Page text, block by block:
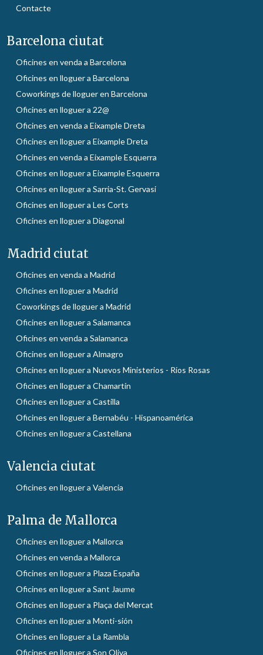
Contacte
Barcelona ciutat
Oficines en venda a Barcelona
Oficines en lloguer a Barcelona
Coworkings de lloguer en Barcelona
Oficines en lloguer a 22@
Oficines en venda a Eixample Dreta
Oficines en lloguer a Eixample Dreta
Oficines en venda a Eixample Esquerra
Oficines en lloguer a Eixample Esquerra
Oficines en lloguer a Sarria-St. Gervasi
Oficines en lloguer a Les Corts
Oficines en lloguer a Diagonal
Madrid ciutat
Oficines en venda a Madrid
Oficines en lloguer a Madrid
Coworkings de lloguer a Madrid
Oficines en lloguer a Salamanca
Oficines en venda a Salamanca
Oficines en lloguer a Almagro
Oficines en lloguer a Nuevos Ministerios - Ríos Rosas
Oficines en lloguer a Chamartín
Oficines en lloguer a Castilla
Oficines en lloguer a Bernabéu - Hispanoamérica
Oficines en lloguer a Castellana
Valencia ciutat
Oficines en lloguer a Valencia
Palma de Mallorca
Oficines en lloguer a Mallorca
Oficines en venda a Mallorca
Oficines en lloguer a Plaza España
Oficines en lloguer a Sant Jaume
Oficines en lloguer a Plaça del Mercat
Oficines en lloguer a Monti-sión
Oficines en lloguer a La Rambla
Oficines en lloguer a Son Oliva